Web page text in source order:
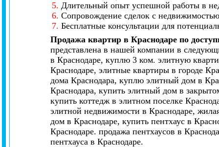
5. Длительный опыт успешной работы в
6. Сопровождение сделок с
7. Бесплатные консультации для
Продажа квартир в Краснодаре по
представлена в нашей компании в
в Краснодаре, куплю 3 ком. элитную
Краснодаре, элитные квартиры в городе
дома Краснодара, куплю элитный дом в
Краснодара, купить элитный дом в
купить коттедж в элитном поселке
элитной недвижимости в Краснодаре,
дом в Краснодаре, купить пентхаус в
Краснодаре. продажа пентхаусов в
пентхауса в Краснодаре.